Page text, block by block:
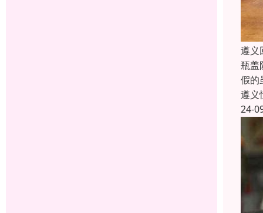
遵义
瓶盖
假的
遵义
24-